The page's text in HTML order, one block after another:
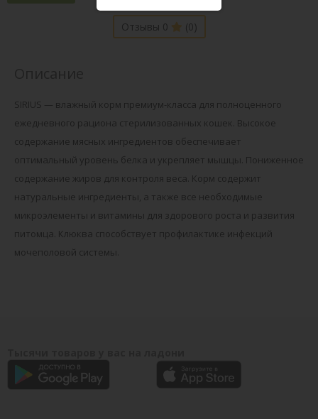
Отзывы 0 (0)
SIRIUS — влажный корм премиум-класса для полноценного
ежедневного рациона стерилизованных кошек. Высокое
содержание мясных ингредиентов обеспечивает
оптимальный уровень белка и укрепляет мышцы. Пониженное
содержание жиров для контроля веса. Корм содержит
натуральные ингредиенты, а также все необходимые
микроэлементы и витамины для здорового роста и развития
питомца. Клюква способствует профилактике инфекций
мочеполовой системы.